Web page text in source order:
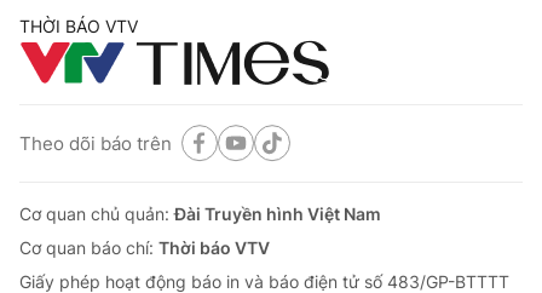
thuận bằng văn bản. Ghi rõ nguồn VTV.vn khi phát hành lại
thông tin từ website này.
THỜI BÁO VTV
Theo dõi báo trên
Cơ quan chủ quản:Đài Truyền hình Việt Nam
Cơ quan báo chí: Thời báo VTV
Giấy phép hoạt động báo in và báo điện tử số 483/GP-BTTTT